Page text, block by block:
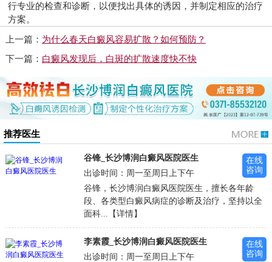
行专业的检查和诊断，以便找出具体的诱因，并制定相应的治疗
方案。
上一篇： 为什么春天白癜风容易扩散？如何预防？
下一篇： 白癜风发现后，白斑的扩散速度快不快
推荐医生
谷锋_长沙博润白癜风医院医生
出诊时间：周一至周日上下午
在线
咨询
谷锋，长沙博润白癜风医院医生，擅长各年龄
段、各类型白癜风病症的诊断及治疗，坚持以全
面科...【详情】
李素霞_长沙博润白癜风医院医生
出诊时间：周一至周日上下午
在线
咨询